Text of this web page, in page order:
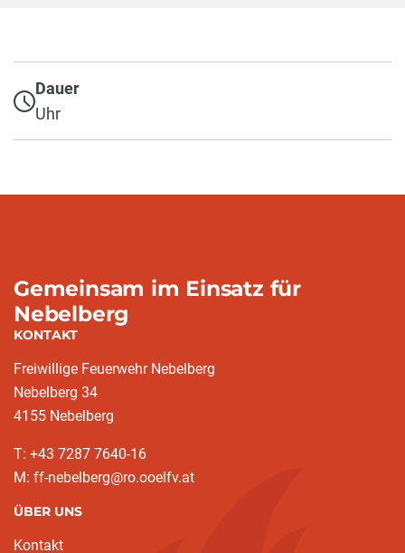
Dauer
Uhr
Gemeinsam im Einsatz für
Nebelberg
KONTAKT
Freiwillige Feuerwehr Nebelberg
Nebelberg 34
4155 Nebelberg
T: +43 7287 7640-16
M: ff-nebelberg@ro.ooelfv.at
ÜBER UNS
Kontakt